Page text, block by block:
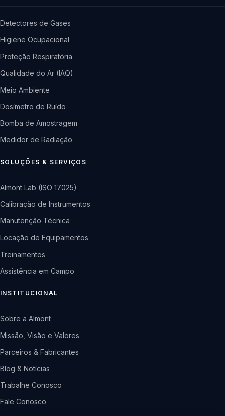
Detectores de Gases
Higiene Ocupacional
Proteção Respiratória
Qualidade do Ar (IAQ)
Meio Ambiente
Dosímetro de Ruído
Bomba de Amostragem
Medidor de Radiação
SOLUÇÕES & SERVIÇOS
Almont Lab (ISO 17025)
Calibração de Instrumentos
Manutenção Técnica
Locação de Equipamentos
Treinamentos
Assistência em Campo
INSTITUCIONAL
Sobre a Almont
Missão, Visão e Valores
Parceiros & Fabricantes
Blog & Notícias
Trabalhe Conosco
Fale Conosco